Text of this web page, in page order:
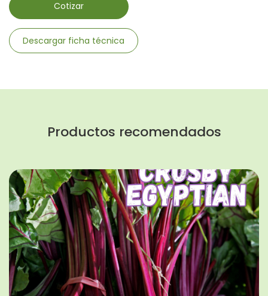
Cotizar
Descargar ficha técnica
Productos recomendados